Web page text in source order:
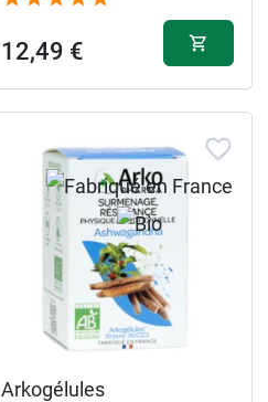
12,49 €
Arkogélules